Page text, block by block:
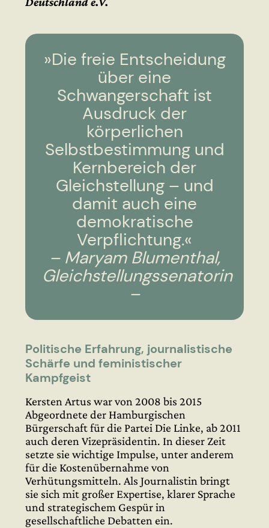
»Die freie Entscheidung
über eine
Schwangerschaft ist
Ausdruck der
körperlichen
Selbstbestimmung und
Kernbereich der
Gleichstellung – und
damit auch eine
demokratische
Verpflichtung.«
– Maryam Blumenthal,
Gleichstellungssenatorin
–
Politische Erfahrung, journalistische
Schärfe und feministischer
Kampfgeist
Kersten Artus war von 2008 bis 2015
Abgeordnete der Hamburgischen
Bürgerschaft für die Partei Die Linke, ab 2011
auch deren Vizepräsidentin. In dieser Zeit
setzte sie wichtige Impulse, unter anderem
für die Kostenübernahme von
Verhütungsmitteln. Als Journalistin bringt
sie sich mit großer Expertise, klarer Sprache
und strategischem Gespür in
gesellschaftliche Debatten ein.